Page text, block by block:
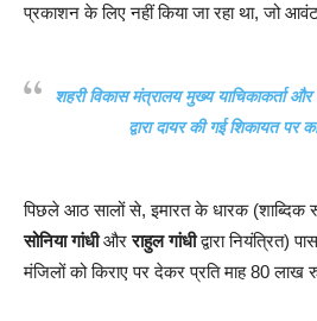
प्रकाशन के लिए नहीं किया जा रहा था, जो
शहरी विकास मंत्रालय मुख्य याचिकाकर्ता और
द्वारा दायर की गई शिकायत पर
पिछले आठ सालों से, इमारत के धारक (शाब्दिक
सोनिया गांधीऔरराहुल गांधीद्वारा नियंत्रित)
मंजिलों को किराए पर देकर प्रति माह 80 लाख